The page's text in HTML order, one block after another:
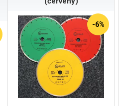
-6%